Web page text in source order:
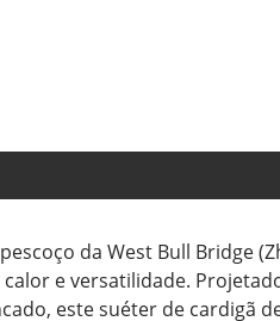
da West Bull Bridge
e versatilidade.
este suéter de cardigã